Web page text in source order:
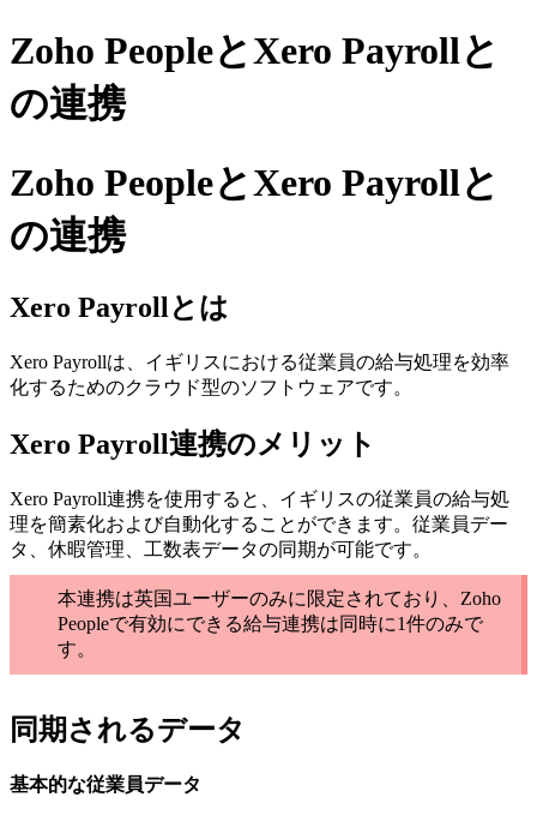
Zoho PeopleとXero Payrollと
の連携
Zoho PeopleとXero Payrollと
の連携
Xero Payrollとは
Xero Payrollは、イギリスにおける従業員の給与処理を効率
化するためのクラウド型のソフトウェアです。
Xero Payroll連携のメリット
Xero Payroll連携を使用すると、イギリスの従業員の給与処
理を簡素化および自動化することができます。従業員デー
タ、休暇管理、工数表データの同期が可能です。
本連携は英国ユーザーのみに限定されており、Zoho
Peopleで有効にできる給与連携は同時に1件のみで
す。
同期されるデータ
基本的な従業員データ